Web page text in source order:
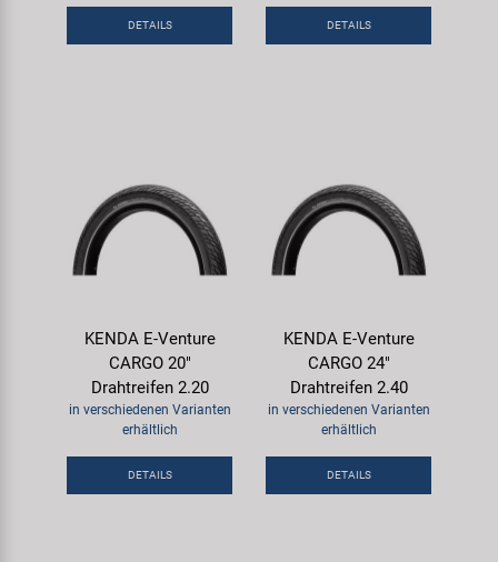
DETAILS DETAILS
KENDA E-Venture
CARGO 20"
Drahtreifen 2.20
in verschiedenen Varianten
erhältlich
DETAILS
KENDA E-Venture
CARGO 24"
Drahtreifen 2.40
in verschiedenen Varianten
erhältlich
DETAILS